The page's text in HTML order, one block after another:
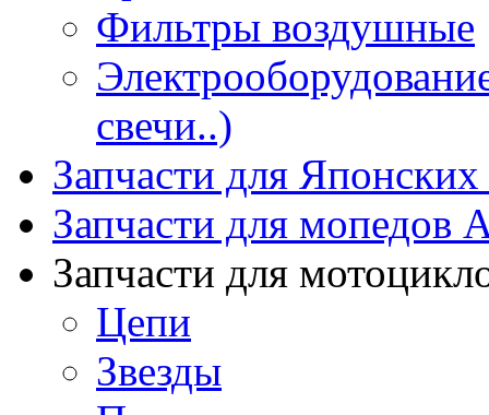
Фильтры воздушные
свечи..)
Запчасти для Японских
Запчасти для мопедов
Запчасти для
Цепи
Звезды